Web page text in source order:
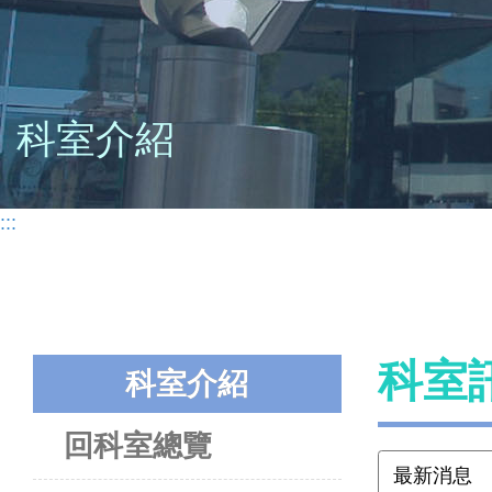
科室介紹
:::
科室介紹
回科室總覽
科室